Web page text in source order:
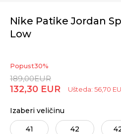
Nike Patike Jordan
Low
Popust30%
189,00EUR
132,30 EUR Ušteda: 56,70
Izaberi veličinu
41 42